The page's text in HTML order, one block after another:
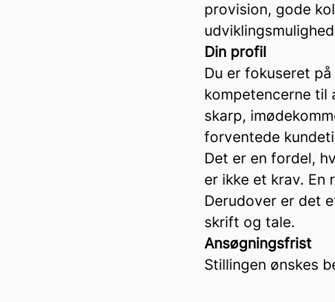
provision, gode
Din profil
Du er fokuseret
kompetencerne til
skarp,
forventede
Det er en fordel,
er ikke et krav.
Derudover er det
skrift og tale.
Ansøgningsfrist
Stillingen ønskes